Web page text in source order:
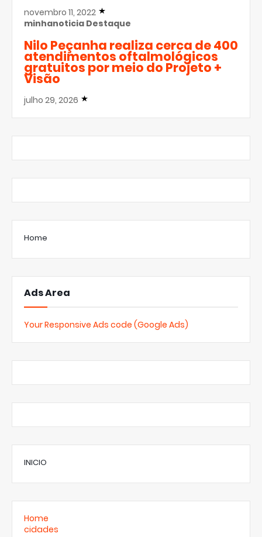
novembro 11, 2022
minhanoticia Destaque
Nilo Peçanha realiza cerca de 400
atendimentos oftalmológicos
gratuitos por meio do Projeto +
Visão
julho 29, 2026
Home
Ads Area
Your Responsive Ads code (Google Ads)
INICIO
Home
cidades